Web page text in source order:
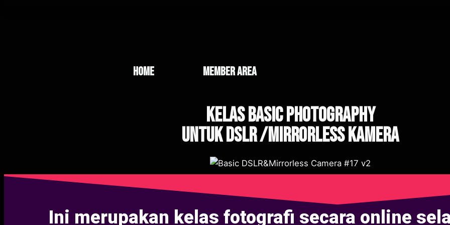
home member area
Kelas Basic Photography
UNTUK DSLR /Mirrorless Kamera
Ini merupakan kelas fotografi secara online